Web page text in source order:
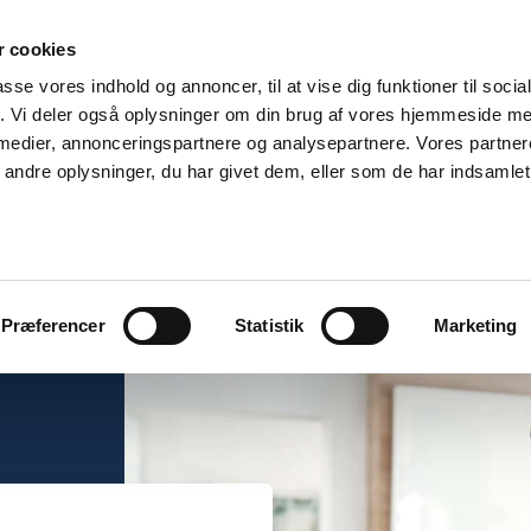
cookies
vores indhold og annoncer, til at vise dig funktioner til
deler også oplysninger om din brug af vores hjemmeside
annonceringspartnere og analysepartnere. Vores
oplysninger, du har givet dem, eller som de har
Præferencer Statistik Marketing
længere behandlingstid end normalt. Vi gør
Hus
sælgeransvarsforsikring
Fordi uforudsete krav kan
SKER
en
Du bør ikke udbedre en
har haft mulighed for at
skadeanmeldelse
Her kan du anmelde
status på dine anmeldelser
KUNDESERVICE